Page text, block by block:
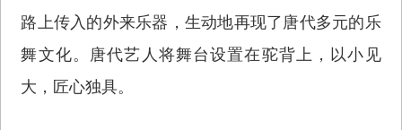
路上传入的外来乐器，生动地再现了唐代多元的乐
舞文化。唐代艺人将舞台设置在驼背上，以小见
大，匠心独具。